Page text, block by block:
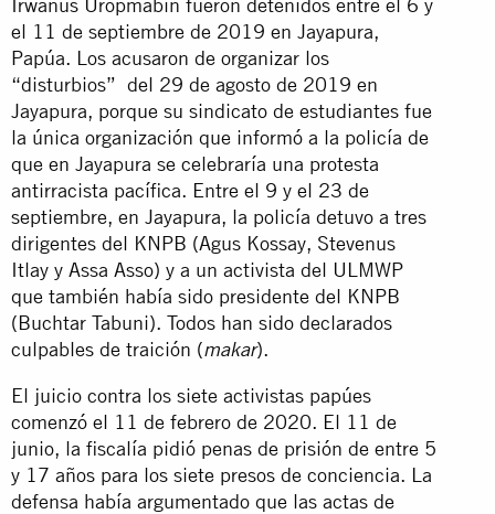
el 11 de septiembre de 2019 en Jayapura,
Papúa. Los acusaron de organizar los
“disturbios” del 29 de agosto de 2019 en
Jayapura, porque su sindicato de estudiantes fue
la única organización que informó a la policía de
que en Jayapura se celebraría una protesta
antirracista pacífica. Entre el 9 y el 23 de
septiembre, en Jayapura, la policía detuvo a tres
dirigentes del KNPB (Agus Kossay, Stevenus
Itlay y Assa Asso) y a un activista del ULMWP
que también había sido presidente del KNPB
(Buchtar Tabuni). Todos han sido declarados
culpables de traición (makar).
El juicio contra los siete activistas papúes
comenzó el 11 de febrero de 2020. El 11 de
junio, la fiscalía pidió penas de prisión de entre 5
y 17 años para los siete presos de conciencia. La
defensa había argumentado que las actas de